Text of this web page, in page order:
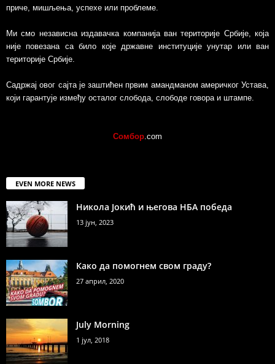
приче, мишљења, успехе или проблеме.
Ми смо независна издавачка компанија ван територије Србије, којa
није повезанa са било које државне институције унутар или ван
територије Србије.
Садржај овог сајта је заштићен првим амандманом америчког Устава,
који гарантује између осталог слобода, слободе говора и штампе.
Сомбор .com
EVEN MORE NEWS
Никола Јокић и његова НБА победа
13 јун, 2023
Како да помогнем свом граду?
27 април, 2020
July Morning
1 јул, 2018